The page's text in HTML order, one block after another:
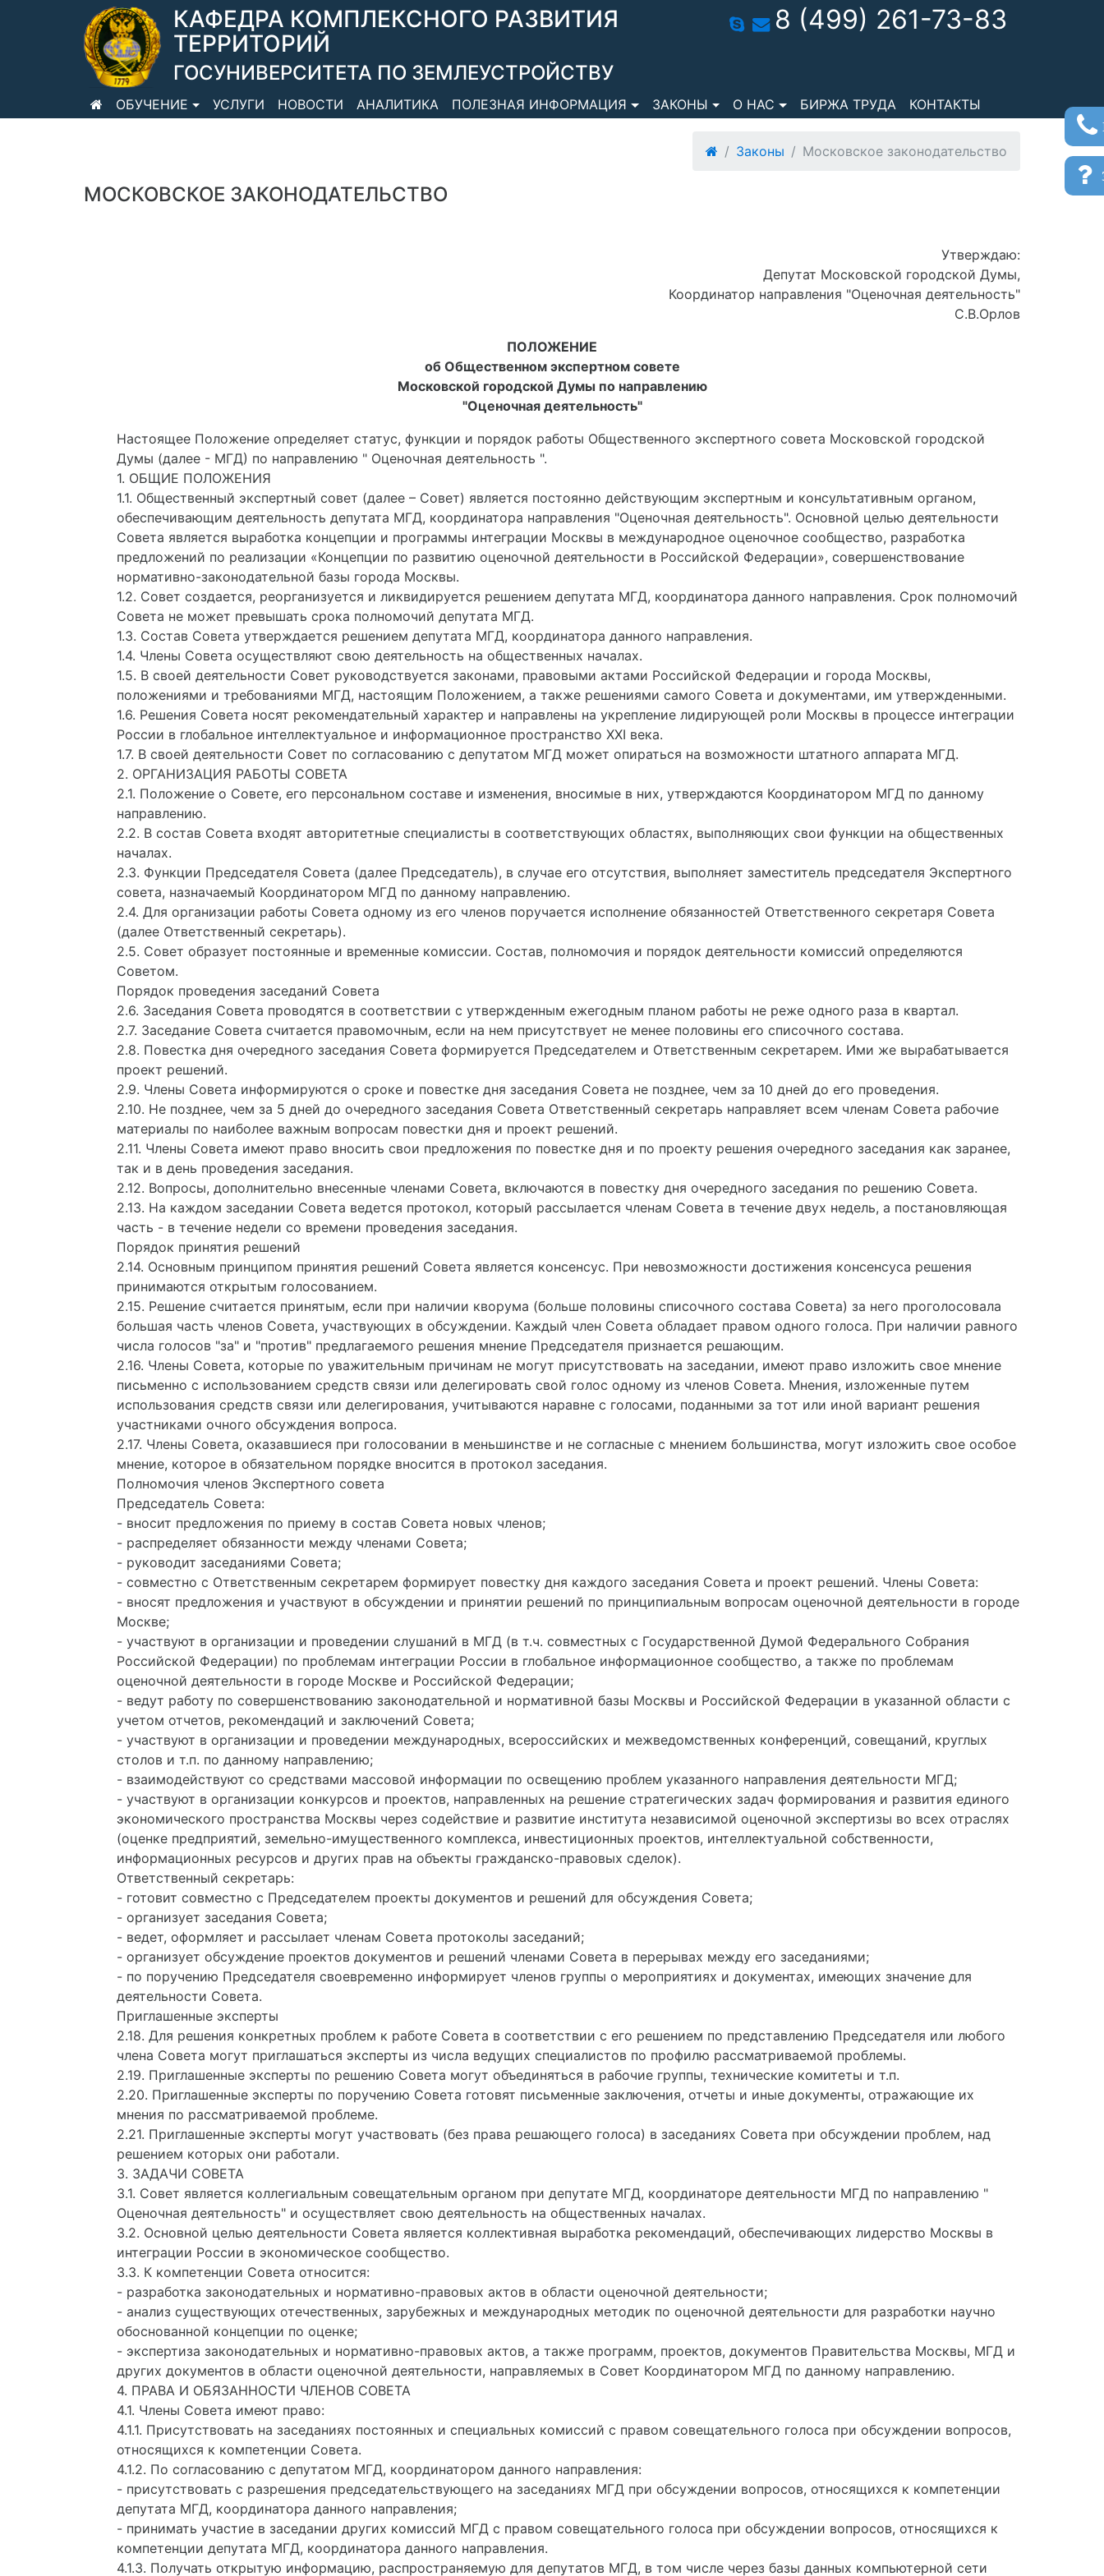
КАФЕДРА КОМПЛЕКСНОГО РАЗВИТИЯ
ТЕРРИТОРИЙ
ГОСУНИВЕРСИТЕТА ПО ЗЕМЛЕУСТРОЙСТВУ
8 (499) 261-73-83
ОБУЧЕНИЕ УСЛУГИ НОВОСТИ АНАЛИТИКА ПОЛЕЗНАЯ ИНФОРМАЦИЯ ЗАКОНЫ О НАС БИРЖА ТРУДА КОНТАКТЫ
Законы Московское законодательство
МОСКОВСКОЕ ЗАКОНОДАТЕЛЬСТВО
Утверждаю:
Депутат Московской городской Думы,
Координатор направления "Оценочная деятельность"
С.В.Орлов
ПОЛОЖЕНИЕ
об Общественном экспертном совете
Московской городской Думы по направлению
"Оценочная деятельность"
Настоящее Положение определяет статус, функции и порядок работы Общественного экспертного совета Московской городской
Думы (далее - МГД) по направлению " Оценочная деятельность ".
1. ОБЩИЕ ПОЛОЖЕНИЯ
1.1. Общественный экспертный совет (далее – Совет) является постоянно действующим экспертным и консультативным органом,
обеспечивающим деятельность депутата МГД, координатора направления "Оценочная деятельность". Основной целью деятельности
Совета является выработка концепции и программы интеграции Москвы в международное оценочное сообщество, разработка
предложений по реализации «Концепции по развитию оценочной деятельности в Российской Федерации», совершенствование
нормативно-законодательной базы города Москвы.
1.2. Совет создается, реорганизуется и ликвидируется решением депутата МГД, координатора данного направления. Срок полномочий
Совета не может превышать срока полномочий депутата МГД.
1.3. Состав Совета утверждается решением депутата МГД, координатора данного направления.
1.4. Члены Совета осуществляют свою деятельность на общественных началах.
1.5. В своей деятельности Совет руководствуется законами, правовыми актами Российской Федерации и города Москвы,
положениями и требованиями МГД, настоящим Положением, а также решениями самого Совета и документами, им утвержденными.
1.6. Решения Совета носят рекомендательный характер и направлены на укрепление лидирующей роли Москвы в процессе интеграции
России в глобальное интеллектуальное и информационное пространство XXI века.
1.7. В своей деятельности Совет по согласованию с депутатом МГД может опираться на возможности штатного аппарата МГД.
2. ОРГАНИЗАЦИЯ РАБОТЫ СОВЕТА
2.1. Положение о Совете, его персональном составе и изменения, вносимые в них, утверждаются Координатором МГД по данному
направлению.
2.2. В состав Совета входят авторитетные специалисты в соответствующих областях, выполняющих свои функции на общественных
началах.
2.3. Функции Председателя Совета (далее Председатель), в случае его отсутствия, выполняет заместитель председателя Экспертного
совета, назначаемый Координатором МГД по данному направлению.
2.4. Для организации работы Совета одному из его членов поручается исполнение обязанностей Ответственного секретаря Совета
(далее Ответственный секретарь).
2.5. Совет образует постоянные и временные комиссии. Состав, полномочия и порядок деятельности комиссий определяются
Советом.
Порядок проведения заседаний Совета
2.6. Заседания Совета проводятся в соответствии с утвержденным ежегодным планом работы не реже одного раза в квартал.
2.7. Заседание Совета считается правомочным, если на нем присутствует не менее половины его списочного состава.
2.8. Повестка дня очередного заседания Совета формируется Председателем и Ответственным секретарем. Ими же вырабатывается
проект решений.
2.9. Члены Совета информируются о сроке и повестке дня заседания Совета не позднее, чем за 10 дней до его проведения.
2.10. Не позднее, чем за 5 дней до очередного заседания Совета Ответственный секретарь направляет всем членам Совета рабочие
материалы по наиболее важным вопросам повестки дня и проект решений.
2.11. Члены Совета имеют право вносить свои предложения по повестке дня и по проекту решения очередного заседания как заранее,
так и в день проведения заседания.
2.12. Вопросы, дополнительно внесенные членами Совета, включаются в повестку дня очередного заседания по решению Совета.
2.13. На каждом заседании Совета ведется протокол, который рассылается членам Совета в течение двух недель, а постановляющая
часть - в течение недели со времени проведения заседания.
Порядок принятия решений
2.14. Основным принципом принятия решений Совета является консенсус. При невозможности достижения консенсуса решения
принимаются открытым голосованием.
2.15. Решение считается принятым, если при наличии кворума (больше половины списочного состава Совета) за него проголосовала
большая часть членов Совета, участвующих в обсуждении. Каждый член Совета обладает правом одного голоса. При наличии равного
числа голосов "за" и "против" предлагаемого решения мнение Председателя признается решающим.
2.16. Члены Совета, которые по уважительным причинам не могут присутствовать на заседании, имеют право изложить свое мнение
письменно с использованием средств связи или делегировать свой голос одному из членов Совета. Мнения, изложенные путем
использования средств связи или делегирования, учитываются наравне с голосами, поданными за тот или иной вариант решения
участниками очного обсуждения вопроса.
2.17. Члены Совета, оказавшиеся при голосовании в меньшинстве и не согласные с мнением большинства, могут изложить свое особое
мнение, которое в обязательном порядке вносится в протокол заседания.
Полномочия членов Экспертного совета
Председатель Совета:
- вносит предложения по приему в состав Совета новых членов;
- распределяет обязанности между членами Совета;
- руководит заседаниями Совета;
- совместно с Ответственным секретарем формирует повестку дня каждого заседания Совета и проект решений. Члены Совета:
- вносят предложения и участвуют в обсуждении и принятии решений по принципиальным вопросам оценочной деятельности в городе
Москве;
- участвуют в организации и проведении слушаний в МГД (в т.ч. совместных с Государственной Думой Федерального Собрания
Российской Федерации) по проблемам интеграции России в глобальное информационное сообщество, а также по проблемам
оценочной деятельности в городе Москве и Российской Федерации;
- ведут работу по совершенствованию законодательной и нормативной базы Москвы и Российской Федерации в указанной области с
учетом отчетов, рекомендаций и заключений Совета;
- участвуют в организации и проведении международных, всероссийских и межведомственных конференций, совещаний, круглых
столов и т.п. по данному направлению;
- взаимодействуют со средствами массовой информации по освещению проблем указанного направления деятельности МГД;
- участвуют в организации конкурсов и проектов, направленных на решение стратегических задач формирования и развития единого
экономического пространства Москвы через содействие и развитие института независимой оценочной экспертизы во всех отраслях
(оценке предприятий, земельно-имущественного комплекса, инвестиционных проектов, интеллектуальной собственности,
информационных ресурсов и других прав на объекты гражданско-правовых сделок).
Ответственный секретарь:
- готовит совместно с Председателем проекты документов и решений для обсуждения Совета;
- организует заседания Совета;
- ведет, оформляет и рассылает членам Совета протоколы заседаний;
- организует обсуждение проектов документов и решений членами Совета в перерывах между его заседаниями;
- по поручению Председателя своевременно информирует членов группы о мероприятиях и документах, имеющих значение для
деятельности Совета.
Приглашенные эксперты
2.18. Для решения конкретных проблем к работе Совета в соответствии с его решением по представлению Председателя или любого
члена Совета могут приглашаться эксперты из числа ведущих специалистов по профилю рассматриваемой проблемы.
2.19. Приглашенные эксперты по решению Совета могут объединяться в рабочие группы, технические комитеты и т.п.
2.20. Приглашенные эксперты по поручению Совета готовят письменные заключения, отчеты и иные документы, отражающие их
мнения по рассматриваемой проблеме.
2.21. Приглашенные эксперты могут участвовать (без права решающего голоса) в заседаниях Совета при обсуждении проблем, над
решением которых они работали.
3. ЗАДАЧИ СОВЕТА
3.1. Совет является коллегиальным совещательным органом при депутате МГД, координаторе деятельности МГД по направлению "
Оценочная деятельность" и осуществляет свою деятельность на общественных началах.
3.2. Основной целью деятельности Совета является коллективная выработка рекомендаций, обеспечивающих лидерство Москвы в
интеграции России в экономическое сообщество.
3.3. К компетенции Совета относится:
- разработка законодательных и нормативно-правовых актов в области оценочной деятельности;
- анализ существующих отечественных, зарубежных и международных методик по оценочной деятельности для разработки научно
обоснованной концепции по оценке;
- экспертиза законодательных и нормативно-правовых актов, а также программ, проектов, документов Правительства Москвы, МГД и
других документов в области оценочной деятельности, направляемых в Совет Координатором МГД по данному направлению.
4. ПРАВА И ОБЯЗАННОСТИ ЧЛЕНОВ СОВЕТА
4.1. Члены Совета имеют право:
4.1.1. Присутствовать на заседаниях постоянных и специальных комиссий с правом совещательного голоса при обсуждении вопросов,
относящихся к компетенции Совета.
4.1.2. По согласованию с депутатом МГД, координатором данного направления:
- присутствовать с разрешения председательствующего на заседаниях МГД при обсуждении вопросов, относящихся к компетенции
депутата МГД, координатора данного направления;
- принимать участие в заседании других комиссий МГД с правом совещательного голоса при обсуждении вопросов, относящихся к
компетенции депутата МГД, координатора данного направления.
4.1.3. Получать открытую информацию, распространяемую для депутатов МГД, в том числе через базы данных компьютерной сети